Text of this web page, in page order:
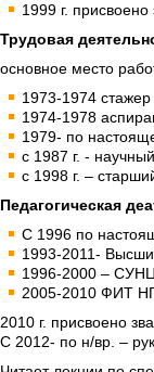
1999 г.
Трудовая
основное место
1973-1974
1974-1978
1979- по
с 1987 г. -
с 1998 г. –
Педагогическая
С 1996 по
1993-2011-
1996-2000 –
2005-2010 ФИТ
2010 г. присвоено
С 2012- по н/вр. –